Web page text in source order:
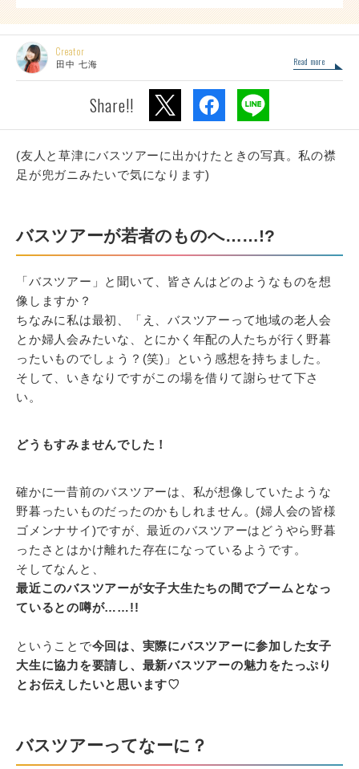
Creator
田中 七海 Read more
Share!!
(友人と草津にバスツアーに出かけたときの写真。私の襟
足が兜ガニみたいで気になります)
バスツアーが若者のものへ……!?
「バスツアー」と聞いて、皆さんはどのようなものを想
像しますか？
ちなみに私は最初、「え、バスツアーって地域の老人会
とか婦人会みたいな、とにかく年配の人たちが行く野暮
ったいものでしょう？(笑)」という感想を持ちました。
そして、いきなりですがこの場を借りて謝らせて下さ
い。
どうもすみませんでした！
確かに一昔前のバスツアーは、私が想像していたような
野暮ったいものだったのかもしれません。(婦人会の皆様
ゴメンナサイ)ですが、最近のバスツアーはどうやら野暮
ったさとはかけ離れた存在になっているようです。
そしてなんと、
最近このバスツアーが女子大生たちの間でブームとなっ
ているとの噂が……!!
ということで今回は、実際にバスツアーに参加した女子
大生に協力を要請し、最新バスツアーの魅力をたっぷり
とお伝えしたいと思います♡
バスツアーってなーに？